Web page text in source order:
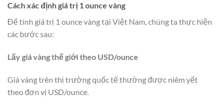
Cách xác định giá trị 1 ounce vàng
Để tính giá trị 1 ounce vàng tại Việt Nam, chúng ta thực hiện
các bước sau:
Lấy giá vàng thế giới theo USD/ounce
Giá vàng trên thị trường quốc tế thường được niêm yết
theo đơn vị USD/ounce.